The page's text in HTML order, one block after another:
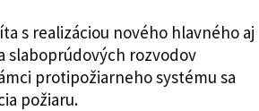
s realizáciou nového hlavného aj
slaboprúdových rozvodov
protipožiarneho systému sa
požiaru.